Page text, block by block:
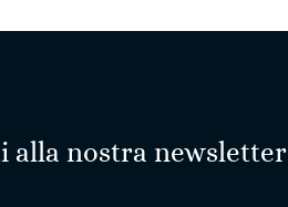
alla nostra newsletter